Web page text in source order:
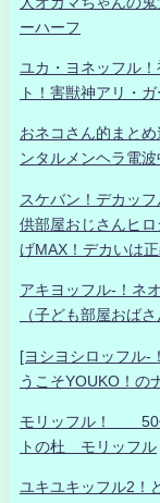
ーハーフ
ユカ・ヨネッフル
ト！害獣神アリ・
おネコさん的まと
ンタルメンヘラ電
スケバン！デカッ
供部屋おじさんヒ
げMAX！デカいは
アキヨッフル-！ネ
（子ども部屋おば
[ヨシヨシロッフル-
うこそYOUKO！の
モリッフル！ 50
トの杜 モリッフル
ユキユキッフル2！